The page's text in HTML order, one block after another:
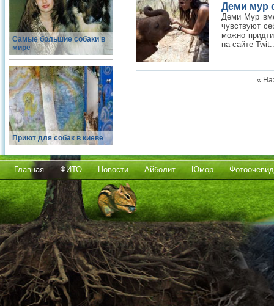
Самые большие собаки в
мире
Приют для собак в киеве
Деми мур
Деми Мур
чувствуют
можно
на сайте
«
Главная ФИТО Новости Айболит Юмор